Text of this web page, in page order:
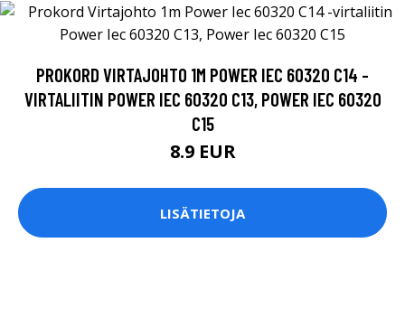
PROKORD VIRTAJOHTO 1M POWER IEC 60320 C14 -
VIRTALIITIN POWER IEC 60320 C13, POWER IEC 60320
C15
8.9 EUR
LISÄTIETOJA